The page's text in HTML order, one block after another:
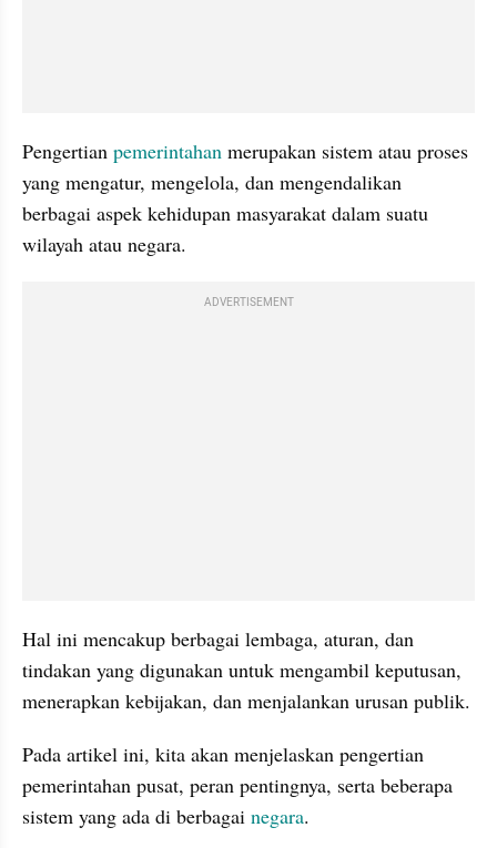
Pengertian pemerintahan merupakan sistem atau proses
yang mengatur, mengelola, dan mengendalikan
berbagai aspek kehidupan masyarakat dalam suatu
wilayah atau negara.
ADVERTISEMENT
Hal ini mencakup berbagai lembaga, aturan, dan
tindakan yang digunakan untuk mengambil keputusan,
menerapkan kebijakan, dan menjalankan urusan publik.
Pada artikel ini, kita akan menjelaskan pengertian
pemerintahan pusat, peran pentingnya, serta beberapa
sistem yang ada di berbagai negara.